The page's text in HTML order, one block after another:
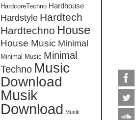
HardcoreTechno Hardhouse
Hardstyle Hardtech
Hardtechno House
House Music Minimal
Minimal Music Minimal
Techno Music
Download
Musik
Download Musik